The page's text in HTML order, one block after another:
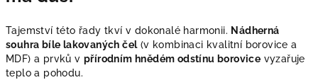
Tajemství této řady tkví v dokonalé harmonii. Nádherná
souhra bíle lakovaných čel(v kombinaci kvalitní borovice a
MDF) a prvků vpřírodním hnědém odstínu borovice vyzařuje
teplo a pohodu.